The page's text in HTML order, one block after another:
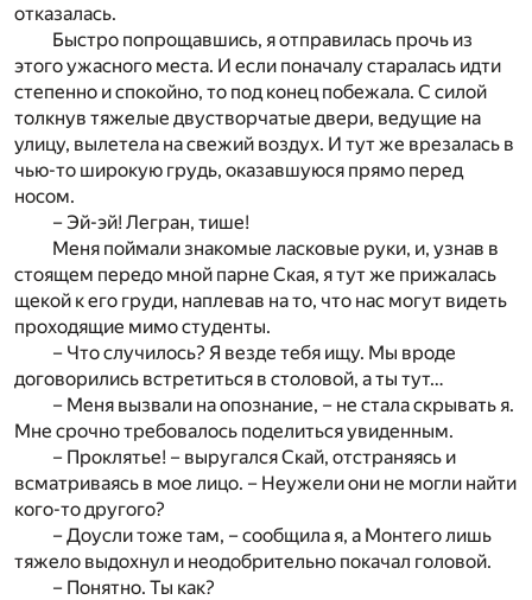
отказалась.
Быстро попрощавшись, я отправилась прочь из
этого ужасного места. И если поначалу старалась идти
степенно и спокойно, то под конец побежала. С силой
толкнув тяжелые двустворчатые двери, ведущие на
улицу, вылетела на свежий воздух. И тут же врезалась в
чью-то широкую грудь, оказавшуюся прямо перед
носом.
– Эй-эй! Легран, тише!
Меня поймали знакомые ласковые руки, и, узнав в
стоящем передо мной парне Ская, я тут же прижалась
щекой к его груди, наплевав на то, что нас могут видеть
проходящие мимо студенты.
– Что случилось? Я везде тебя ищу. Мы вроде
договорились встретиться в столовой, а ты тут…
– Меня вызвали на опознание, – не стала скрывать я.
Мне срочно требовалось поделиться увиденным.
– Проклятье! – выругался Скай, отстраняясь и
всматриваясь в мое лицо. – Неужели они не могли найти
кого-то другого?
– Доусли тоже там, – сообщила я, а Монтего лишь
тяжело выдохнул и неодобрительно покачал головой.
– Понятно. Ты как?